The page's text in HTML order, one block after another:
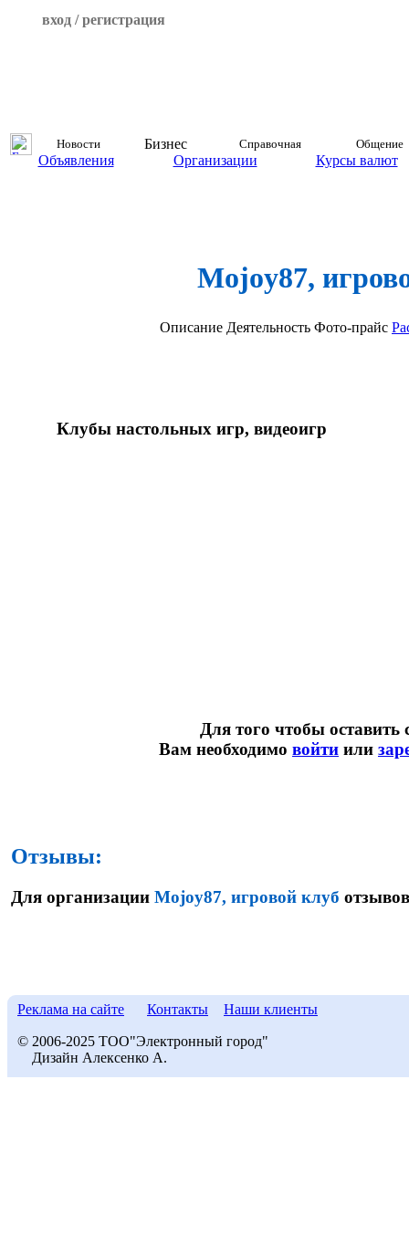
вход / регистрация
Новости Бизнес Справочная Общение
Объявления Организации Курсы валют
Mojoy87,
Описание Деятельность Фото-прайс
Клубы настольных игр, видеоигр
Для того чтобы оставить
Вам необходимо войти или
Отзывы:
Для организации Mojoy87, игровой клуб
Реклама на сайте Контакты Наши клиенты
© 2006-2025 ТОО"Электронный город"
Дизайн Алексенко А.